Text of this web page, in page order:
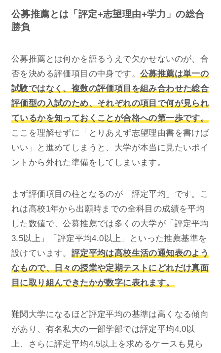
公募推薦とは「評定+志望理由+学力」の総合
勝負
公募推薦とは何かを語るうえで欠かせないのが、合
否を決める評価項目の中身です。公募推薦は単一の
試験ではなく、複数の評価項目を組み合わせた総合
評価型の入試のため、それぞれの項目で何が見られ
ているかを知っておくことが合格への第一歩です。
ここを理解せずに「とりあえず志望理由書を書けば
いい」と進めてしまうと、大学が本当に見たいポイ
ントから外れた準備をしてしまいます。
まず評価項目の柱となるのが「評定平均」です。こ
れは高校1年から出願時までの全科目の成績を平均
した数値で、公募推薦では多くの大学が「評定平均
3.5以上」「評定平均4.0以上」といった推薦基準を
設けています。 評定平均は高校生活の通知表のよう
なもので、日々の授業や定期テストにどれだけ真面
目に取り組んできたかが数字に表れます。
難関大学になるほど評定平均の基準は高くなる傾向
があり、有名私大の一部学部では評定平均4.0以
上、さらに評定平均4.5以上を求めるケースも見ら